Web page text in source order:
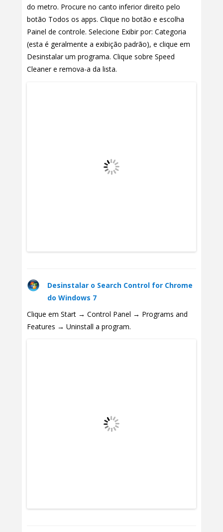
do metro. Procure no canto inferior direito pelo
botão Todos os apps. Clique no botão e escolha
Painel de controle. Selecione Exibir por: Categoria
(esta é geralmente a exibição padrão), e clique em
Desinstalar um programa. Clique sobre Speed
Cleaner e remova-a da lista.
Desinstalar o Search Control for Chrome
do Windows 7
Clique em Start → Control Panel → Programs and
Features → Uninstall a program.